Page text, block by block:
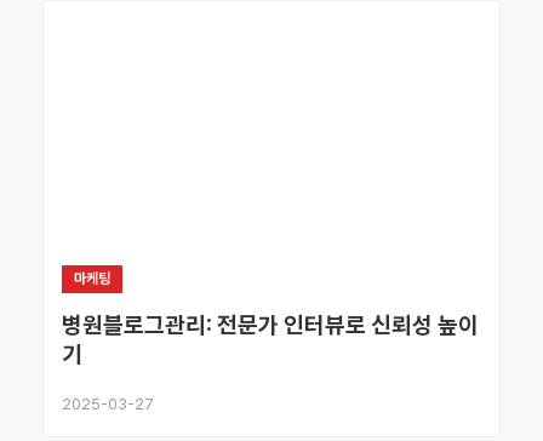
마케팅
병원블로그관리: 전문가 인터뷰로 신뢰성 높이
기
2025-03-27